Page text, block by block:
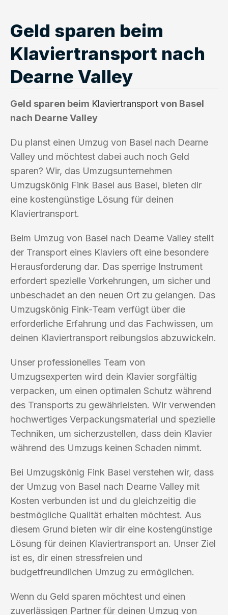
Geld sparen beim
Klaviertransport nach
Dearne Valley
Geld sparen beim Klaviertransportvon Basel
nach Dearne Valley
Du planst einen Umzug von Basel nach Dearne
Valley und möchtest dabei auch noch Geld
sparen? Wir, das Umzugsunternehmen
Umzugskönig Fink Basel aus Basel, bieten dir
eine kostengünstige Lösung für deinen
Klaviertransport.
Beim Umzug von Basel nach Dearne Valley stellt
der Transport eines Klaviers oft eine besondere
Herausforderung dar. Das sperrige Instrument
erfordert spezielle Vorkehrungen, um sicher und
unbeschadet an den neuen Ort zu gelangen. Das
Umzugskönig Fink-Team verfügt über die
erforderliche Erfahrung und das Fachwissen, um
deinen Klaviertransport reibungslos abzuwickeln.
Unser professionelles Team von
Umzugsexperten wird dein Klavier sorgfältig
verpacken, um einen optimalen Schutz während
des Transports zu gewährleisten. Wir verwenden
hochwertiges Verpackungsmaterial und spezielle
Techniken, um sicherzustellen, dass dein Klavier
während des Umzugs keinen Schaden nimmt.
Bei Umzugskönig Fink Basel verstehen wir, dass
der Umzug von Basel nach Dearne Valley mit
Kosten verbunden ist und du gleichzeitig die
bestmögliche Qualität erhalten möchtest. Aus
diesem Grund bieten wir dir eine kostengünstige
Lösung für deinen Klaviertransport an. Unser Ziel
ist es, dir einen stressfreien und
budgetfreundlichen Umzug zu ermöglichen.
Wenn du Geld sparen möchtest und einen
zuverlässigen Partner für deinen Umzug von